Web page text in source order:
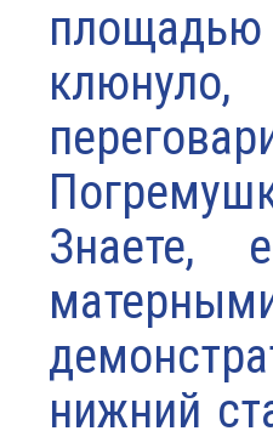
Знаете,
нижний